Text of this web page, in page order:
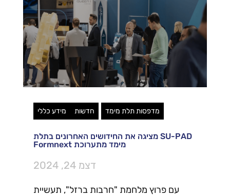
מדפסות תלת מימד חדשות מידע כללי
SU-PAD מציגה את החידושים האחרונים בתלת
מימד מתערוכת Formnext
דצמ 24, 2024
עם פרוץ מלחמת "חרבות ברזל", תעשיית